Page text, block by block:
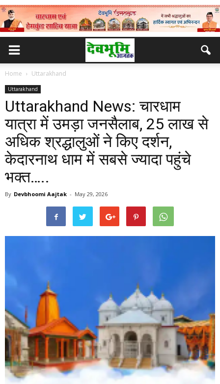
Home Uttarakhand
Uttarakhand
Uttarakhand News: चारधाम
यात्रा में उमड़ा जनसैलाब, 25 लाख से
अधिक श्रद्धालुओं ने किए दर्शन,
केदारनाथ धाम में सबसे ज्यादा पहुंचे
भक्त…..
By Devbhoomi Aajtak - May 29, 2026